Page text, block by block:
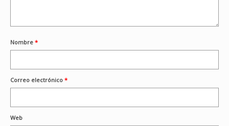
Nombre *
Correo electrónico *
Web